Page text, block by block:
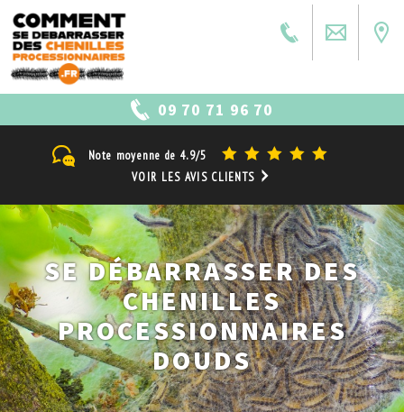
09 70 71 96 70
Note moyenne de 4.9/5
VOIR LES AVIS CLIENTS
SE DÉBARRASSER DES
CHENILLES
PROCESSIONNAIRES
DOUDS